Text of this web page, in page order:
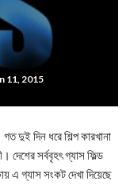
11, 2015
দুই দিন ধরে শিল্প কারখানা
দেশের সর্ববৃহৎ গ্যাস ফিল্ড
এ গ্যাস সংকট দেখা দিয়েছে